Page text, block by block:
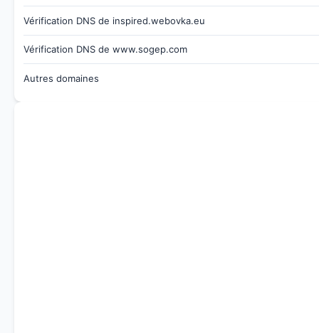
Vérification DNS de inspired.webovka.eu
Vérification DNS de www.sogep.com
Autres domaines